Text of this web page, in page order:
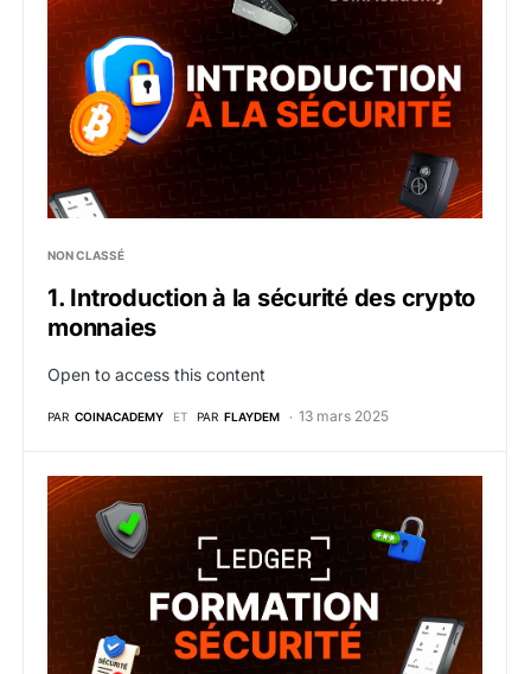
NON CLASSÉ
1. Introduction à la sécurité des crypto
monnaies
Open to access this content
PAR COINACADEMY ET PAR FLAYDEM 13 mars 2025
Formation sécuriser ses cryptomonnaies (powered